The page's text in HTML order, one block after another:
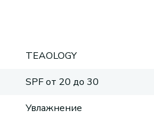
TEAOLOGY
SPF от 20 до 30
Увлажнение